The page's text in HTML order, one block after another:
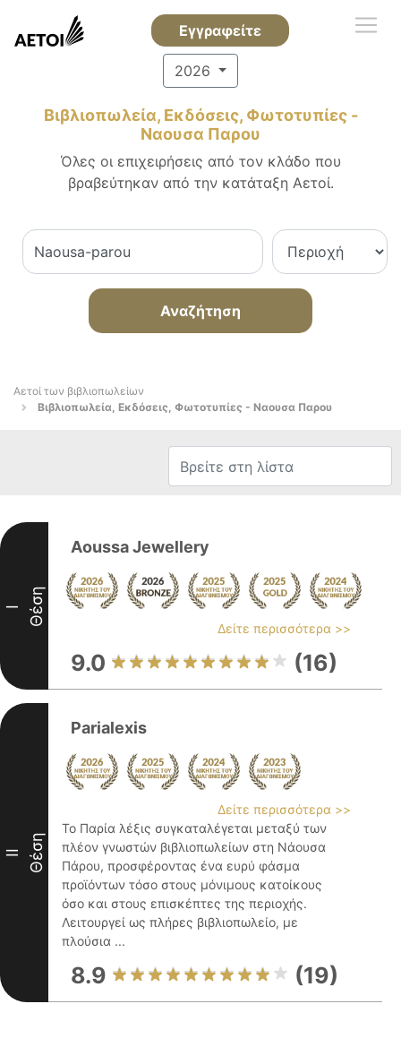
Εγγραφείτε
2026
Βιβλιοπωλεία, Εκδόσεις, Φωτοτυπίες -
Ναουσα Παρου
Όλες οι επιχειρήσεις από τον κλάδο που
βραβεύτηκαν από την κατάταξη Αετοί.
Αναζήτηση
Αετοί των βιβλιοπωλείων
Βιβλιοπωλεία, Εκδόσεις, Φωτοτυπίες - Ναουσα Παρου
I Θέση
Aoussa Jewellery
Δείτε περισσότερα >>
9.0 (16)
II Θέση
Parialexis
Δείτε περισσότερα >>
Το Παρία λέξις συγκαταλέγεται μεταξύ των
πλέον γνωστών βιβλιοπωλείων στη Νάουσα
Πάρου, προσφέροντας ένα ευρύ φάσμα
προϊόντων τόσο στους μόνιμους κατοίκους
όσο και στους επισκέπτες της περιοχής.
Λειτουργεί ως πλήρες βιβλιοπωλείο, με
πλούσια ...
8.9 (19)